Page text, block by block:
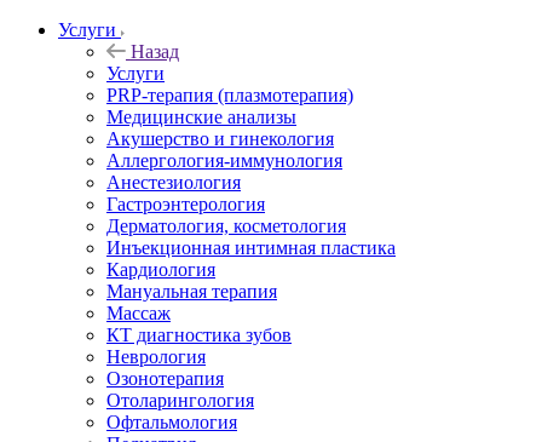
Услуги
Назад
Услуги
PRP-терапия (плазмотерапия)
Медицинские анализы
Акушерство и гинекология
Аллергология-иммунология
Анестезиология
Гастроэнтерология
Дерматология, косметология
Инъекционная интимная пластика
Кардиология
Мануальная терапия
Массаж
КТ диагностика зубов
Неврология
Озонотерапия
Отоларингология
Офтальмология